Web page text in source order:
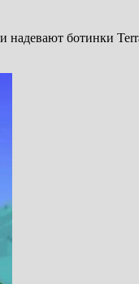
надевают ботинки